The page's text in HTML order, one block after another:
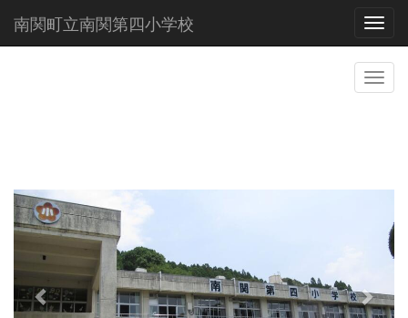
南関町立南関第四小学校
v
i
o
u
s